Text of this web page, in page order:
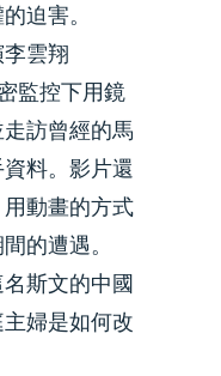
迫害。
雲翔
監控下用鏡
訪曾經的馬
料。影片還
動畫的方式
的遭遇。
斯文的中國
婦是如何改